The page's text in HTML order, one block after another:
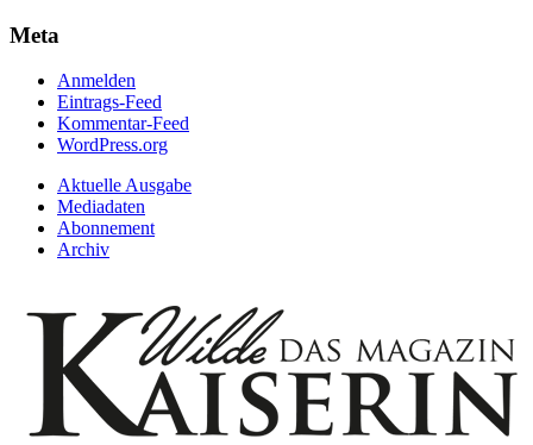
Meta
Anmelden
Eintrags-Feed
Kommentar-Feed
WordPress.org
Aktuelle Ausgabe
Mediadaten
Abonnement
Archiv